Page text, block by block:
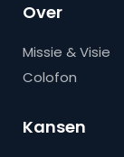
Over
Missie & Visie
Colofon
Kansen